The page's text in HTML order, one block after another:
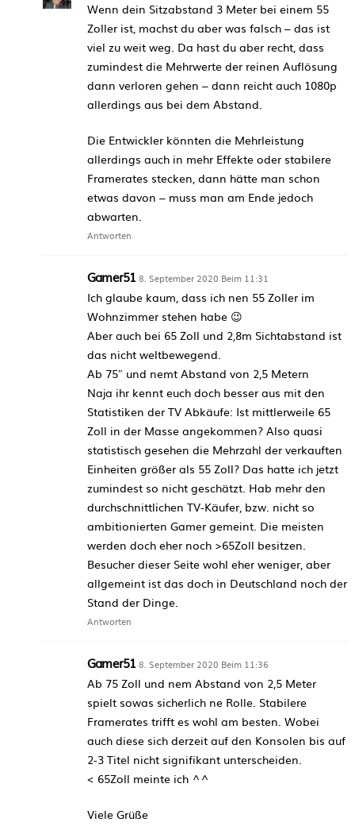
Wenn dein Sitzabstand 3 Meter bei einem 55
Zoller ist, machst du aber was falsch – das ist
viel zu weit weg. Da hast du aber recht, dass
zumindest die Mehrwerte der reinen Auflösung
dann verloren gehen – dann reicht auch 1080p
allerdings aus bei dem Abstand.
Die Entwickler könnten die Mehrleistung
allerdings auch in mehr Effekte oder stabilere
Framerates stecken, dann hätte man schon
etwas davon – muss man am Ende jedoch
abwarten.
Antworten
Gamer51 8. September 2020 Beim 11:31
Ich glaube kaum, dass ich nen 55 Zoller im
Wohnzimmer stehen habe 😉
Aber auch bei 65 Zoll und 2,8m Sichtabstand ist
das nicht weltbewegend.
Ab 75″ und nemt Abstand von 2,5 Metern
Naja ihr kennt euch doch besser aus mit den
Statistiken der TV Abkäufe: Ist mittlerweile 65
Zoll in der Masse angekommen? Also quasi
statistisch gesehen die Mehrzahl der verkauften
Einheiten größer als 55 Zoll? Das hatte ich jetzt
zumindest so nicht geschätzt. Hab mehr den
durchschnittlichen TV-Käufer, bzw. nicht so
ambitionierten Gamer gemeint. Die meisten
werden doch eher noch >65Zoll besitzen.
Besucher dieser Seite wohl eher weniger, aber
allgemeint ist das doch in Deutschland noch der
Stand der Dinge.
Antworten
Gamer51 8. September 2020 Beim 11:36
Ab 75 Zoll und nem Abstand von 2,5 Meter
spielt sowas sicherlich ne Rolle. Stabilere
Framerates trifft es wohl am besten. Wobei
auch diese sich derzeit auf den Konsolen bis auf
2-3 Titel nicht signifikant unterscheiden.
< 65Zoll meinte ich ^^
Viele Grüße